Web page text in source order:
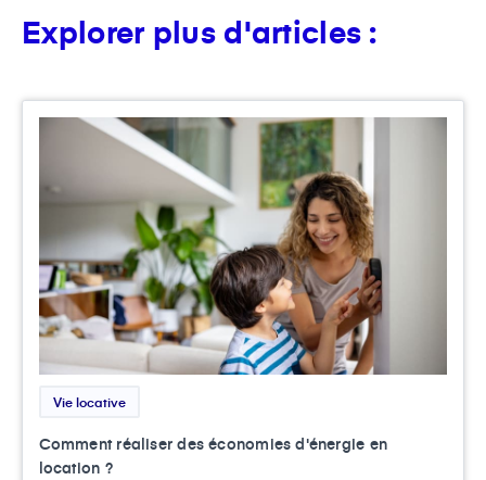
Explorer plus d'articles :
Vie locative
Comment réaliser des économies d'énergie en
location ?